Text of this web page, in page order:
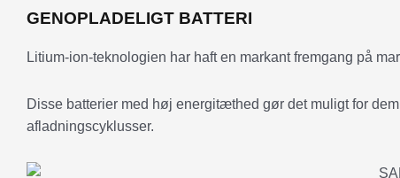
GENOPLADELIGT BATTERI
Litium-ion-teknologien har haft en markant fremgang på
Disse batterier med høj energitæthed gør det muligt for
afladningscyklusser.